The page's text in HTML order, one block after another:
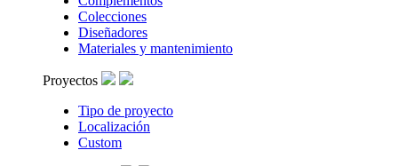
Colecciones
Diseñadores
Materiales y mantenimiento
Proyectos
Tipo de proyecto
Localización
Custom